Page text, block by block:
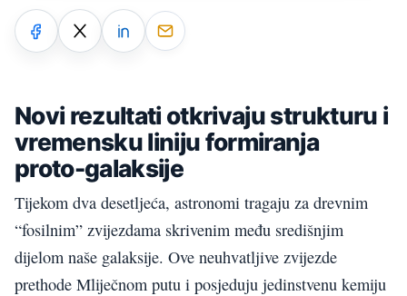
Novi rezultati otkrivaju strukturu i
vremensku liniju formiranja
proto-galaksije
Tijekom dva desetljeća, astronomi tragaju za drevnim
“fosilnim” zvijezdama skrivenim među središnjim
dijelom naše galaksije. Ove neuhvatljive zvijezde
prethode Mliječnom putu i posjeduju jedinstvenu kemiju